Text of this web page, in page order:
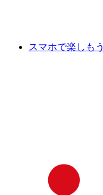
スマホで楽しもう